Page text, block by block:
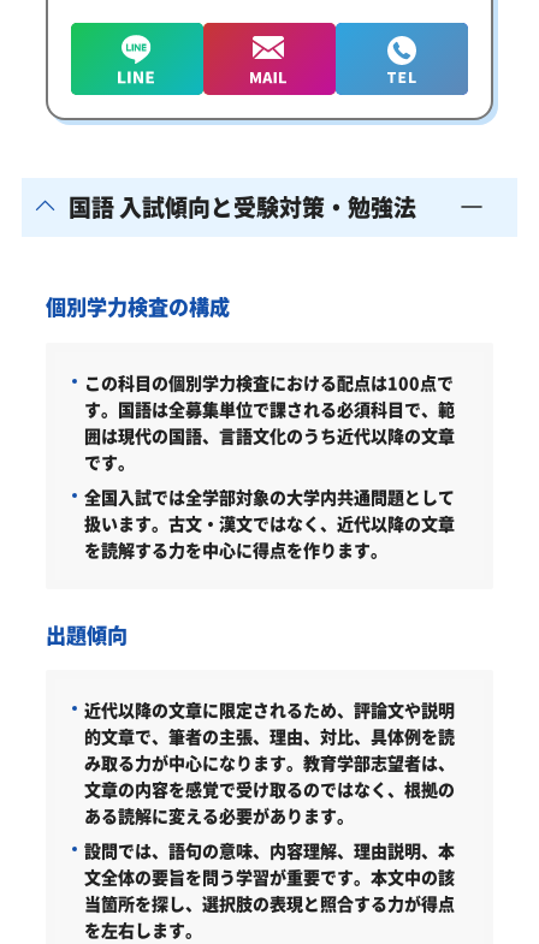
国語 入試傾向と受験対策・勉強法
個別学力検査の構成
この科目の個別学力検査における配点は100点で
す。 国語は全募集単位で課される必須科目で、範
囲は現代の国語、言語文化のうち近代以降の文章
です。
全国入試では全学部対象の大学内共通問題として
扱います。古文・漢文ではなく、近代以降の文章
を読解する力を中心に得点を作ります。
出題傾向
近代以降の文章に限定されるため、評論文や説明
的文章で、筆者の主張、理由、対比、具体例を読
み取る力が中心になります。教育学部志望者は、
文章の内容を感覚で受け取るのではなく、根拠の
ある読解に変える必要があります。
設問では、語句の意味、内容理解、理由説明、本
文全体の要旨を問う学習が重要です。本文中の該
当箇所を探し、選択肢の表現と照合する力が得点
を左右します。